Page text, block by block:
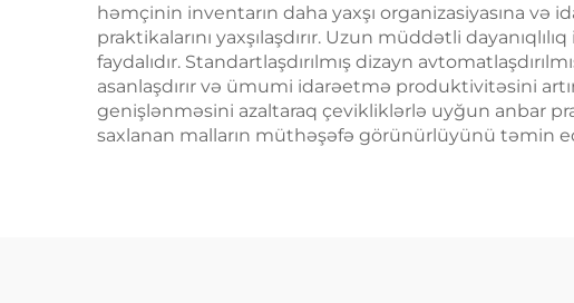
həmçinin inventarın daha yaxşı organizasiyasına
praktikalarını yaxşılaşdırır. Uzun müddətli
faydalıdır. Standartlaşdırılmış dizayn
asanlaşdırır və ümumi idarəetmə produktivitəsini
genişlənməsini azaltaraq çevikliklərlə uyğun anbar
saxlanan malların müthəşəfə görünürlüyünü təmin